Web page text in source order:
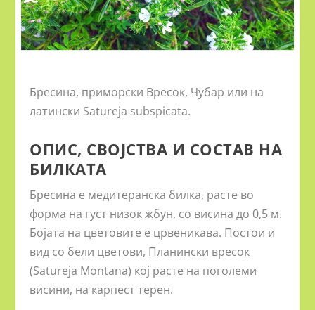
Бресина, приморски Вресок, Чубар или на
латински Satureja subspicata.
ОПИС, СВОЈСТВА И СОСТАВ НА
БИЛКАТА
Бресина е медитеранска билка, расте во
форма на густ низок жбун, со висина до 0,5 м.
Бојата на цветовите е црвеникава. Постои и
вид со бели цветови, Планински вресок
(Satureja Montana) кој расте на поголеми
висини, на карпест терен.